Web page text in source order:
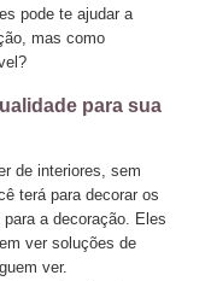
pode te ajudar a
mas como
para sua
de interiores, sem
terá para decorar os
a decoração. Eles
ver soluções de
ver.